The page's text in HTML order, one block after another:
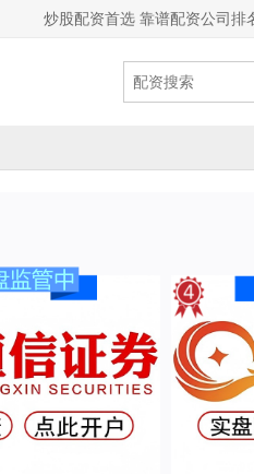
炒股配资首选 靠谱配资公司排